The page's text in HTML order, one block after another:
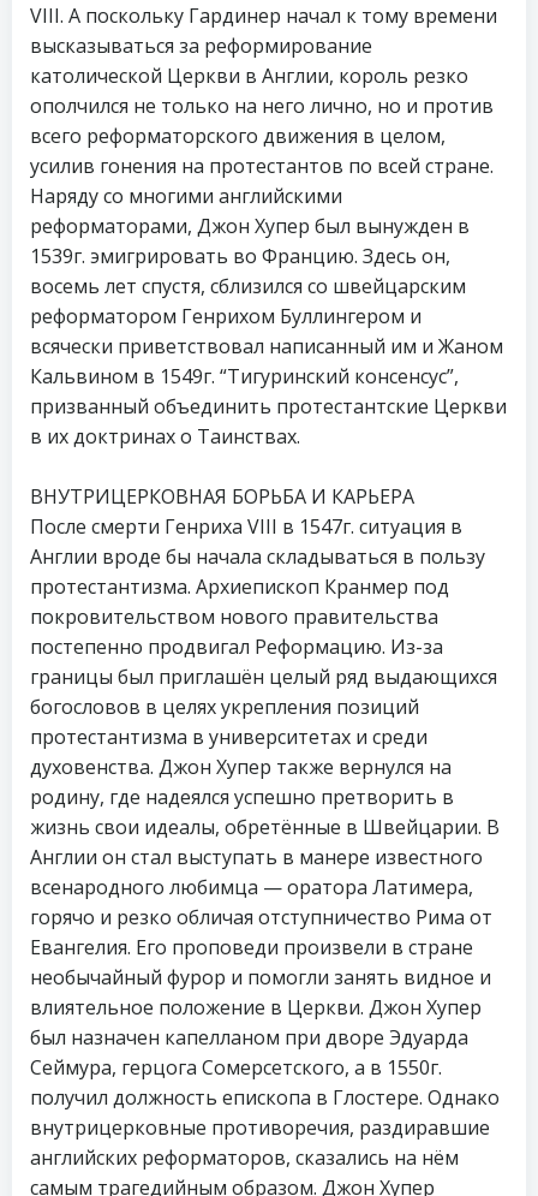
VIII. А поскольку Гардинер начал к тому времени
высказываться за реформирование
католической Церкви в Англии, король резко
ополчился не только на него лично, но и против
всего реформаторского движения в целом,
усилив гонения на протестантов по всей стране.
Наряду со многими английскими
реформаторами, Джон Хупер был вынужден в
1539г. эмигрировать во Францию. Здесь он,
восемь лет спустя, сблизился со швейцарским
реформатором Генрихом Буллингером и
всячески приветствовал написанный им и Жаном
Кальвином в 1549г. “Тигуринский консенсус”,
призванный объединить протестантские Церкви
в их доктринах о Таинствах.
ВНУТРИЦЕРКОВНАЯ БОРЬБА И КАРЬЕРА
После смерти Генриха VIII в 1547г. ситуация в
Англии вроде бы начала складываться в пользу
протестантизма. Архиепископ Кранмер под
покровительством нового правительства
постепенно продвигал Реформацию. Из-за
границы был приглашён целый ряд выдающихся
богословов в целях укрепления позиций
протестантизма в университетах и среди
духовенства. Джон Хупер также вернулся на
родину, где надеялся успешно претворить в
жизнь свои идеалы, обретённые в Швейцарии. В
Англии он стал выступать в манере известного
всенародного любимца — оратора Латимера,
горячо и резко обличая отступничество Рима от
Евангелия. Его проповеди произвели в стране
необычайный фурор и помогли занять видное и
влиятельное положение в Церкви. Джон Хупер
был назначен капелланом при дворе Эдуарда
Сеймура, герцога Сомерсетского, а в 1550г.
получил должность епископа в Глостере. Однако
внутрицерковные противоречия, раздиравшие
английских реформаторов, сказались на нём
самым трагедийным образом. Джон Хупер